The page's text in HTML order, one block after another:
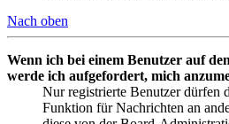
Nach oben
Wenn ich bei einem Benutzer auf
werde ich aufgefordert, mich
Nur registrierte Benutzer dürfen
Funktion für Nachrichten an